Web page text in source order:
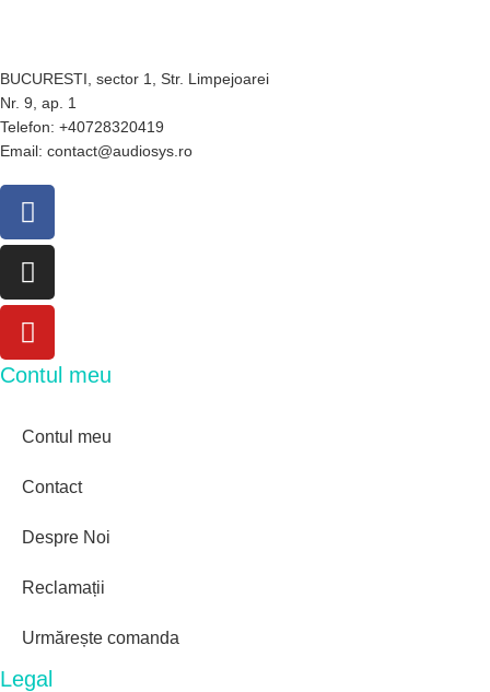
BUCURESTI, sector 1, Str. Limpejoarei
Nr. 9, ap. 1
Telefon: +40728320419
Email: contact@audiosys.ro
Contul meu
Contul meu
Contact
Despre Noi
Reclamații
Urmărește comanda
Legal